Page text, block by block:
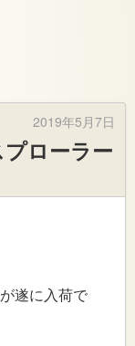
2019年5月7日
プローラー
遂に入荷で